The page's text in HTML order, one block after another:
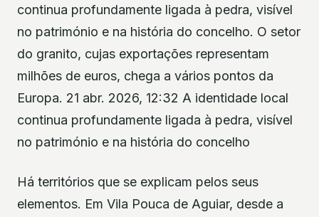
continua profundamente ligada à pedra, visível
no património e na história do concelho. O setor
do granito, cujas exportações representam
milhões de euros, chega a vários pontos da
Europa. 21 abr. 2026, 12:32 A identidade local
continua profundamente ligada à pedra, visível
no património e na história do concelho
Há territórios que se explicam pelos seus
elementos. Em Vila Pouca de Aguiar, desde a